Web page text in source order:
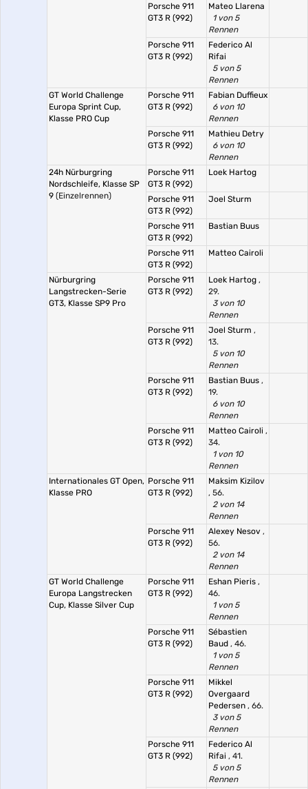
Porsche 911
GT3 R (992)
Mateo Llarena
1 von 5
Rennen
Porsche 911
GT3 R (992)
Federico Al
Rifai
5 von 5
Rennen
GT World Challenge
Europa Sprint Cup,
Klasse PRO Cup
Porsche 911
GT3 R (992)
Fabian Duffieux
6 von 10
Rennen
Porsche 911
GT3 R (992)
Mathieu Detry
6 von 10
Rennen
24h Nürburgring
Nordschleife, Klasse SP
9 (Einzelrennen)
Porsche 911
GT3 R (992)
Loek Hartog
Porsche 911
GT3 R (992)
Joel Sturm
Porsche 911
GT3 R (992)
Bastian Buus
Porsche 911
GT3 R (992)
Matteo Cairoli
Nürburgring
Langstrecken-Serie
GT3, Klasse SP9 Pro
Porsche 911
GT3 R (992)
Loek Hartog ,
29.
3 von 10
Rennen
Porsche 911
GT3 R (992)
Joel Sturm ,
13.
5 von 10
Rennen
Porsche 911
GT3 R (992)
Bastian Buus ,
19.
6 von 10
Rennen
Porsche 911
GT3 R (992)
Matteo Cairoli ,
34.
1 von 10
Rennen
Internationales GT Open,
Klasse PRO
Porsche 911
GT3 R (992)
Maksim Kizilov
, 56.
2 von 14
Rennen
Porsche 911
GT3 R (992)
Alexey Nesov ,
56.
2 von 14
Rennen
GT World Challenge
Europa Langstrecken
Cup, Klasse Silver Cup
Porsche 911
GT3 R (992)
Eshan Pieris ,
46.
1 von 5
Rennen
Porsche 911
GT3 R (992)
Sébastien
Baud , 46.
1 von 5
Rennen
Porsche 911
GT3 R (992)
Mikkel
Overgaard
Pedersen , 66.
3 von 5
Rennen
Porsche 911
GT3 R (992)
Federico Al
Rifai , 41.
5 von 5
Rennen